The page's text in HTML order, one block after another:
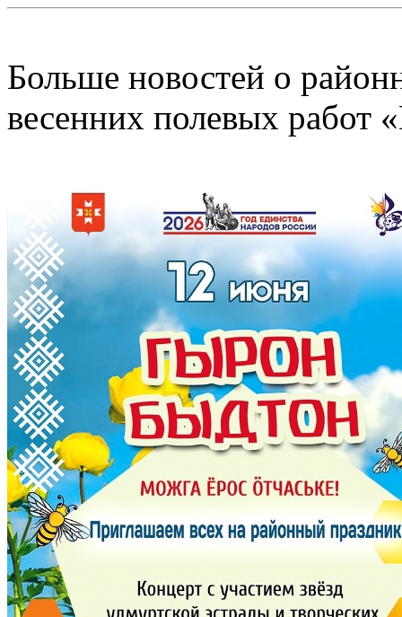
Больше новостей о
весенних полевых